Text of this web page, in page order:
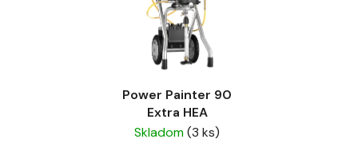
Power Painter 90
Extra HEA
Skladom(3 ks)